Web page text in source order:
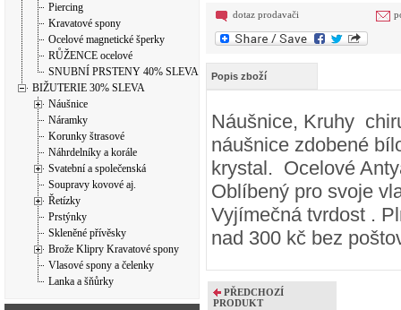
Piercing
Kravatové spony
Ocelové magnetické šperky
RŮŽENCE ocelové
SNUBNÍ PRSTENY 40% SLEVA
BIŽUTERIE 30% SLEVA
Náušnice
Náramky
Korunky štrasové
Náhrdelníky a korále
Svatební a společenská
Soupravy kovové aj.
Řetízky
Prstýnky
Skleněné přívěsky
Brože Klipry Kravatové spony
Vlasové spony a čelenky
Lanka a šňůrky
dotaz prodavači
Popis zboží
Náušnice, Kruhy
náušnice zdobené
krystal. Ocelové
Oblíbený pro svoje
Vyjímečná tvrdost .
nad 300 kč bez
PŘEDCHOZÍ
PRODUKT